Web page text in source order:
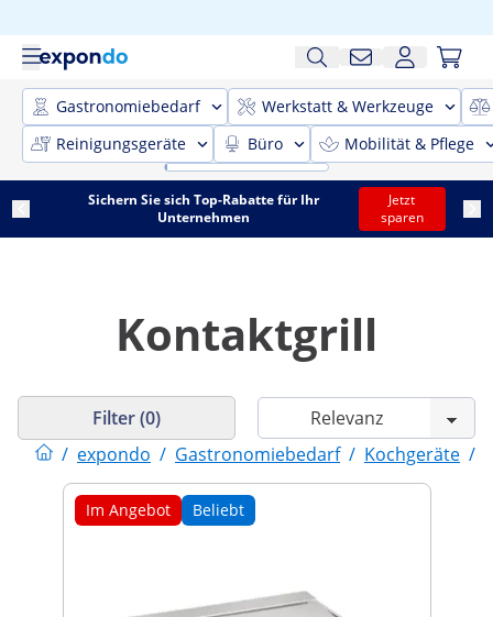
Gastronomiebedarf
Werkstatt & Werkzeuge
Reinigungsgeräte
Büro Mobilität & Pflege
Sichern Sie sich Top-Rabatte für Ihr
Unternehmen
Jetzt
sparen
Kontaktgrill
/ expondo / Gastronomiebedarf / Kochgeräte /
Filter (0)
Im Angebot Beliebt